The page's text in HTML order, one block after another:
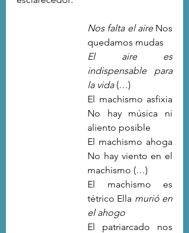
Nos falta el aire Nos
quedamos mudas
El aire es
indispensable para
la vida (…)
El machismo asfixia
No hay música ni
aliento posible
El machismo ahoga
No hay viento en el
machismo (…)
El machismo es
tétrico Ella murió en
el ahogo
El patriarcado nos